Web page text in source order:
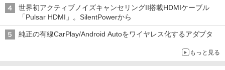
世界初アクティブノイズキャンセリングII搭載HDMIケーブル
「Pulsar HDMI」。SilentPowerから
純正の有線CarPlay/Android Autoをワイヤレス化するアダプタ
もっと見る